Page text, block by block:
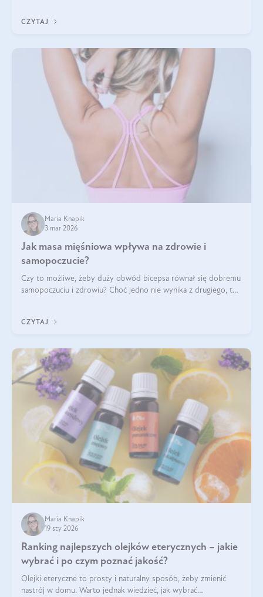
funkcjonowanie (
CZYTAJ
Maria Knapik
3 mar 2026
Jak masa mięśniowa wpływa na zdrowie i
samopoczucie?
Czy to możliwe, żeby duży obwód bicepsa równał się dobremu
samopoczuciu i zdrowiu? Choć jedno nie wynika z drugiego, to
wyjaśnimy.
CZYTAJ
Maria Knapik
19 sty 2026
Ranking najlepszych olejków eterycznych – jakie
wybrać i po czym poznać jakość?
Olejki eteryczne to prosty i naturalny sposób, żeby zmienić
nastrój w domu. Warto jednak wiedzieć, jak wybrać